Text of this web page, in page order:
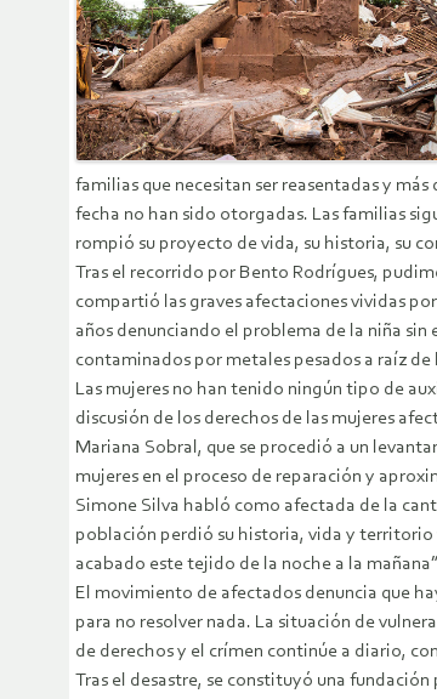
familias que necesitan ser reasentadas y
fecha no han sido otorgadas. Las familias
rompió su proyecto de vida, su historia, su
Tras el recorrido por Bento Rodrígues,
compartió las graves afectaciones vividas
años denunciando el problema de la niña
contaminados por metales pesados a raíz
Las mujeres no han tenido ningún tipo de
discusión de los derechos de las mujeres
Mariana Sobral, que se procedió a un
mujeres en el proceso de reparación y
Simone Silva habló como afectada de la
población perdió su historia, vida y territorio
acabado este tejido de la noche a la
El movimiento de afectados denuncia que
para no resolver nada. La situación de
de derechos y el crímen continúe a diario,
Tras el desastre, se constituyó una